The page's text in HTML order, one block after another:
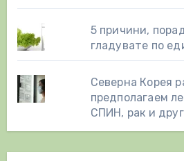
5 причини,
гладувате по
Северна Корея
предполагаем
СПИН, рак и